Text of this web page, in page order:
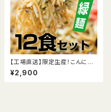
【工場直送】限定生産！こんにゃく
入り富士宮やきそば【緑麺】12食
セット
¥2,900